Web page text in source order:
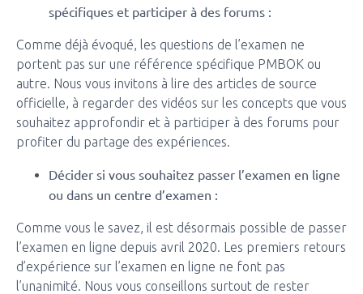
spécifiques et participer à des forums :
Comme déjà évoqué, les questions de l’examen ne
portent pas sur une référence spécifique PMBOK ou
autre. Nous vous invitons à lire des articles de source
officielle, à regarder des vidéos sur les concepts que vous
souhaitez approfondir et à participer à des forums pour
profiter du partage des expériences.
Décider si vous souhaitez passer l’examen en ligne
ou dans un centre d’examen :
Comme vous le savez, il est désormais possible de passer
l’examen en ligne depuis avril 2020. Les premiers retours
d’expérience sur l’examen en ligne ne font pas
l’unanimité. Nous vous conseillons surtout de rester